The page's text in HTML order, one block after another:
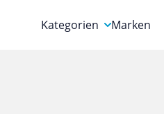
Kategorien Marken